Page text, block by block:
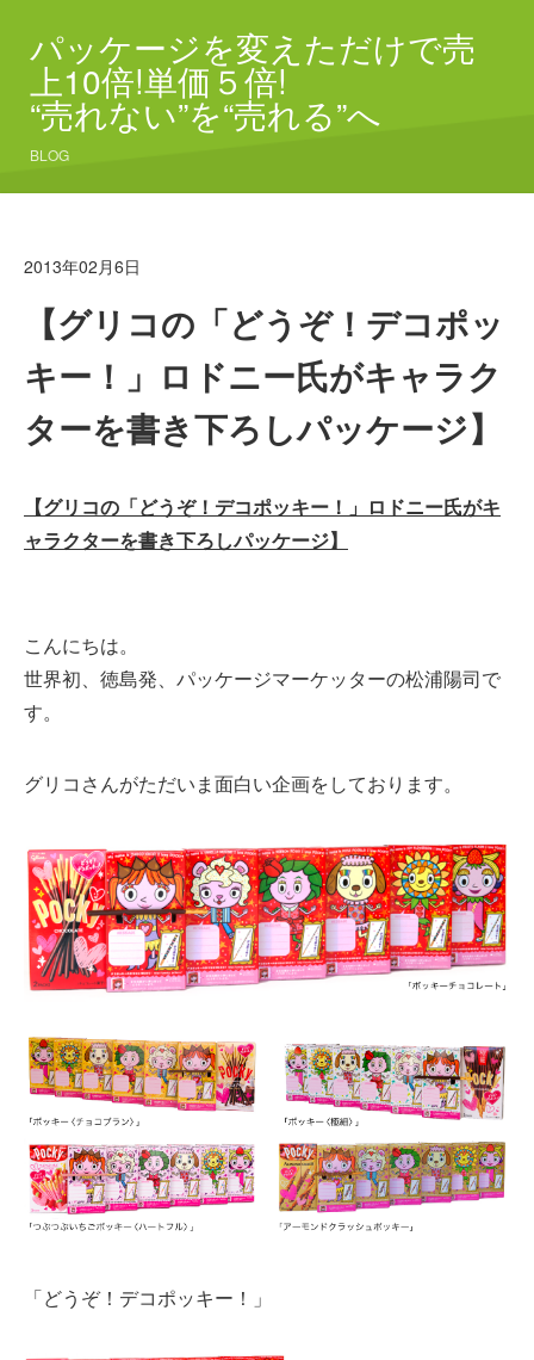
パッケージを変えただけで売
上10倍!単価５倍!
“売れない”を“売れる”へ
BLOG
2013年02月6日
【グリコの「どうぞ！デコポッ
キー！」ロドニー氏がキャラク
ターを書き下ろしパッケージ】
【グリコの「どうぞ！デコポッキー！」ロドニー氏がキ
ャラクターを書き下ろしパッケージ】
こんにちは。
世界初、徳島発、パッケージマーケッターの松浦陽司で
す。
グリコさんがただいま面白い企画をしております。
「どうぞ！デコポッキー！」